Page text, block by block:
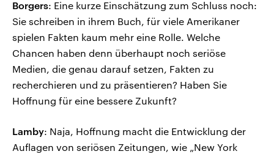
Borgers: Eine kurze Einschätzung zum Schluss noch:
Sie schreiben in ihrem Buch, für viele Amerikaner
spielen Fakten kaum mehr eine Rolle. Welche
Chancen haben denn überhaupt noch seriöse
Medien, die genau darauf setzen, Fakten zu
recherchieren und zu präsentieren? Haben Sie
Hoffnung für eine bessere Zukunft?
Lamby: Naja, Hoffnung macht die Entwicklung der
Auflagen von seriösen Zeitungen, wie „New York